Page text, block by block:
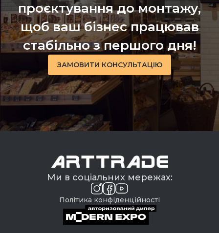
проєктування до монтажу,
щоб ваш бізнес працював
стабільно з першого дня!
ЗАМОВИТИ КОНСУЛЬТАЦІЮ
Ми в соціальних мережах:
Політика конфіденційності